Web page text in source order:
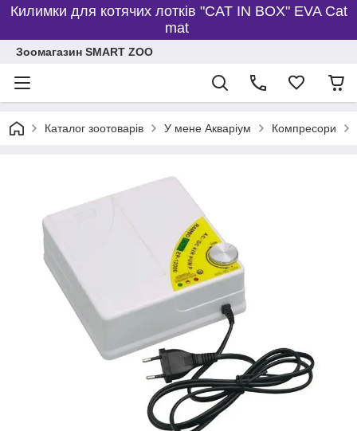
Килимки для котячих лотків "CAT IN BOX" EVA Cat
mat
Зоомагазин SMART ZOO
Каталог зоотоварів У мене Акваріум Компресори